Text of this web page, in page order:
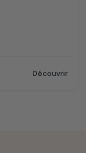
Découvrir